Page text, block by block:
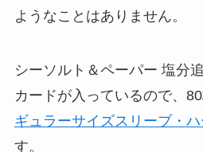
ようなことはありません。
シーソルト＆ペーパー 塩分
カードが入っているので、
ギュラーサイズスリーブ・ハ
す。